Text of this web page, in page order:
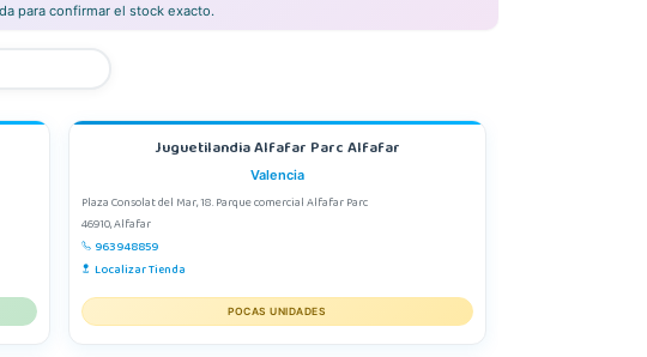
para confirmar el stock exacto.
Juguetilandia Alfafar Parc Alfafar
Valencia
Plaza Consolat del Mar, 18. Parque comercial Alfafar Parc
46910, Alfafar
963948859
Localizar Tienda
POCAS UNIDADES